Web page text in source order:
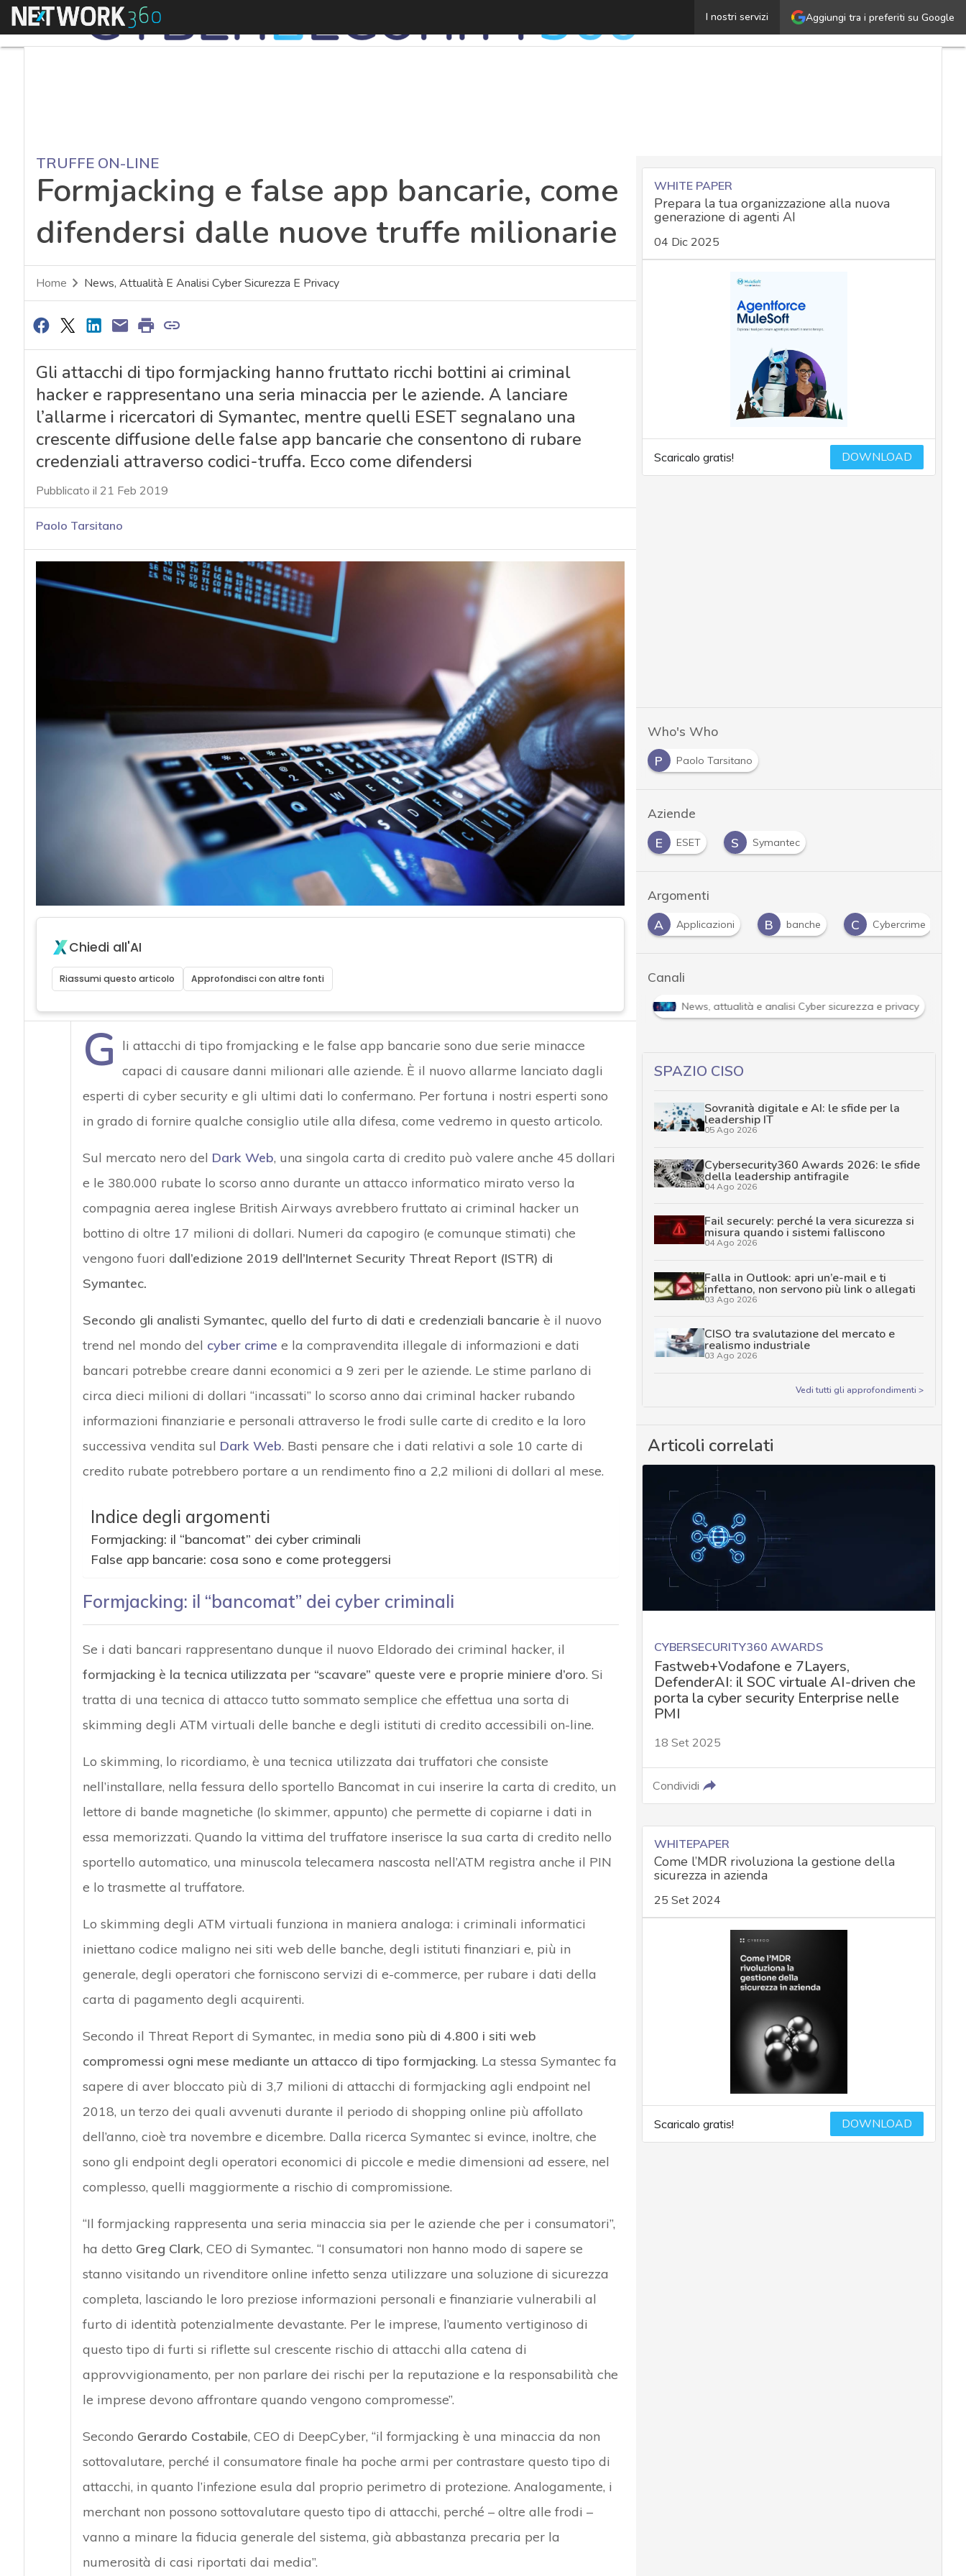
Aggiungi tra i preferiti su Google
I nostri servizi
Menu Formjacking e false app bancarie, come difendersi
TRUFFE ON-LINE
Formjacking e false app bancarie, come
difendersi dalle nuove truffe milionarie
Home News, Attualità E Analisi Cyber Sicurezza E Privacy
Gli attacchi di tipo formjacking hanno fruttato ricchi bottini ai criminal
hacker e rappresentano una seria minaccia per le aziende. A lanciare
l’allarme i ricercatori di Symantec, mentre quelli ESET segnalano una
crescente diffusione delle false app bancarie che consentono di rubare
credenziali attraverso codici-truffa. Ecco come difendersi
Pubblicato il 21 Feb 2019
Paolo Tarsitano
Chiedi all'AI
Riassumi questo articolo Approfondisci con altre fonti
G
li attacchi di tipo fromjacking e le false app bancarie sono due serie minacce
capaci di causare danni milionari alle aziende. È il nuovo allarme lanciato dagli
esperti di cyber security e gli ultimi dati lo confermano. Per fortuna i nostri esperti sono
in grado di fornire qualche consiglio utile alla difesa, come vedremo in questo articolo.
Sul mercato nero del Dark Web, una singola carta di credito può valere anche 45 dollari
e le 380.000 rubate lo scorso anno durante un attacco informatico mirato verso la
compagnia aerea inglese British Airways avrebbero fruttato ai criminal hacker un
bottino di oltre 17 milioni di dollari. Numeri da capogiro (e comunque stimati) che
vengono fuori dall’edizione 2019 dell’Internet Security Threat Report (ISTR) di
Symantec.
Secondo gli analisti Symantec, quello del furto di dati e credenziali bancarie è il nuovo
trend nel mondo del cyber crime e la compravendita illegale di informazioni e dati
bancari potrebbe creare danni economici a 9 zeri per le aziende. Le stime parlano di
circa dieci milioni di dollari “incassati” lo scorso anno dai criminal hacker rubando
informazioni finanziarie e personali attraverso le frodi sulle carte di credito e la loro
successiva vendita sul Dark Web. Basti pensare che i dati relativi a sole 10 carte di
credito rubate potrebbero portare a un rendimento fino a 2,2 milioni di dollari al mese.
Indice degli argomenti
Formjacking: il “bancomat” dei cyber criminali
False app bancarie: cosa sono e come proteggersi
Formjacking: il “bancomat” dei cyber criminali
Se i dati bancari rappresentano dunque il nuovo Eldorado dei criminal hacker, il
formjacking è la tecnica utilizzata per “scavare” queste vere e proprie miniere d’oro. Si
tratta di una tecnica di attacco tutto sommato semplice che effettua una sorta di
skimming degli ATM virtuali delle banche e degli istituti di credito accessibili on-line.
Lo skimming, lo ricordiamo, è una tecnica utilizzata dai truffatori che consiste
nell’installare, nella fessura dello sportello Bancomat in cui inserire la carta di credito, un
lettore di bande magnetiche (lo skimmer, appunto) che permette di copiarne i dati in
essa memorizzati. Quando la vittima del truffatore inserisce la sua carta di credito nello
sportello automatico, una minuscola telecamera nascosta nell’ATM registra anche il PIN
e lo trasmette al truffatore.
Lo skimming degli ATM virtuali funziona in maniera analoga: i criminali informatici
iniettano codice maligno nei siti web delle banche, degli istituti finanziari e, più in
generale, degli operatori che forniscono servizi di e-commerce, per rubare i dati della
carta di pagamento degli acquirenti.
Secondo il Threat Report di Symantec, in media sono più di 4.800 i siti web
compromessi ogni mese mediante un attacco di tipo formjacking. La stessa Symantec fa
sapere di aver bloccato più di 3,7 milioni di attacchi di formjacking agli endpoint nel
2018, un terzo dei quali avvenuti durante il periodo di shopping online più affollato
dell’anno, cioè tra novembre e dicembre. Dalla ricerca Symantec si evince, inoltre, che
sono gli endpoint degli operatori economici di piccole e medie dimensioni ad essere, nel
complesso, quelli maggiormente a rischio di compromissione.
“Il formjacking rappresenta una seria minaccia sia per le aziende che per i consumatori”,
ha detto Greg Clark, CEO di Symantec. “I consumatori non hanno modo di sapere se
stanno visitando un rivenditore online infetto senza utilizzare una soluzione di sicurezza
completa, lasciando le loro preziose informazioni personali e finanziarie vulnerabili al
furto di identità potenzialmente devastante. Per le imprese, l’aumento vertiginoso di
questo tipo di furti si riflette sul crescente rischio di attacchi alla catena di
approvvigionamento, per non parlare dei rischi per la reputazione e la responsabilità che
le imprese devono affrontare quando vengono compromesse”.
Secondo Gerardo Costabile, CEO di DeepCyber, “il formjacking è una minaccia da non
sottovalutare, perché il consumatore finale ha poche armi per contrastare questo tipo di
attacchi, in quanto l’infezione esula dal proprio perimetro di protezione. Analogamente, i
merchant non possono sottovalutare questo tipo di attacchi, perché – oltre alle frodi –
vanno a minare la fiducia generale del sistema, già abbastanza precaria per la
numerosità di casi riportati dai media”.
WHITE PAPER
Prepara la tua organizzazione alla nuova
generazione di agenti AI
04 Dic 2025
Scaricalo gratis! DOWNLOAD
Who's Who
P
Paolo Tarsitano
Aziende
E
ESET S Symantec
Argomenti
Android A Applicazioni B banche C Cybercrime
Canali
Attacchi hacker e Malware: le ultime news in tempo reale e gli approfondimenti News, attualità e analisi Cyber sicurezza e privacy
SPAZIO CISO
Sovranità digitale e AI: le sfide per la
leadership IT
05 Ago 2026
Cybersecurity360 Awards 2026: le sfide
della leadership antifragile
04 Ago 2026
Fail securely: perché la vera sicurezza si
misura quando i sistemi falliscono
04 Ago 2026
Falla in Outlook: apri un’e-mail e ti
infettano, non servono più link o allegati
03 Ago 2026
CISO tra svalutazione del mercato e
realismo industriale
03 Ago 2026
Vedi tutti gli approfondimenti >
Articoli correlati
CYBERSECURITY360 AWARDS
Fastweb+Vodafone e 7Layers,
DefenderAI: il SOC virtuale AI-driven che
porta la cyber security Enterprise nelle
PMI
18 Set 2025
Condividi
WHITEPAPER
Come l’MDR rivoluziona la gestione della
sicurezza in azienda
25 Set 2024
Scaricalo gratis! DOWNLOAD